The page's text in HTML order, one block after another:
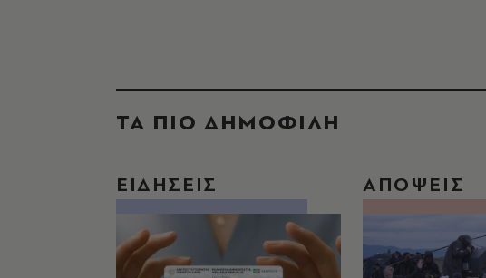
ΤΑ ΠΙΟ ΔΗΜΟΦΙΛΗ
ΕΙΔΗΣΕΙΣ ΑΠΟΨΕΙΣ